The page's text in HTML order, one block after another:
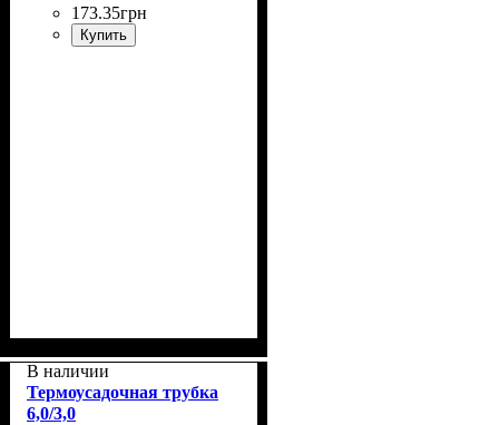
173.35грн
Купить
В наличии
Термоусадочная трубка
6,0/3,0